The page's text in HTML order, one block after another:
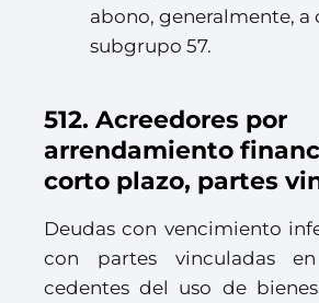
abono, generalmente, a
subgrupo 57.
512. Acreedores por
arrendamiento
corto plazo, partes
Deudas con vencimiento
con partes vinculadas
cedentes del uso de